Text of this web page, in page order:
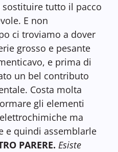
sostituire tutto il pacco
E non
ci troviamo a dover
grosso e pesante
e prima di
un bel contributo
Costa molta
gli elementi
ma
e quindi assemblarle
PARERE. Esiste